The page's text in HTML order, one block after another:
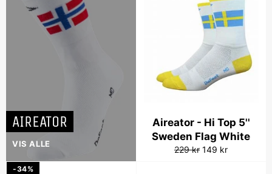
AIREATOR
VIS ALLE
Aireator - Hi Top 5''
Sweden Flag White
Vanlig
229 kr Salgspris
149 kr
-34%